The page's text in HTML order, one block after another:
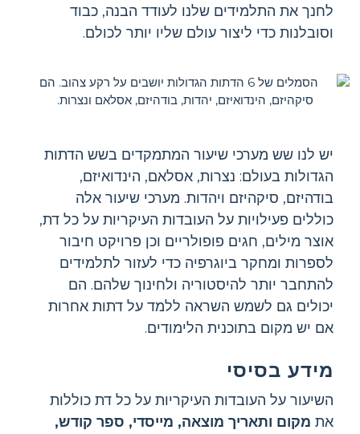
לחנך את התלמידים שלנו לעודד הבנה, כבוד
וסובלנות כדי ליצור עולם שליו יותר לכולם.
יש לנו שש מערכי שיעור המתמקדים בשש הדתות
הגדולות בעולם: נצרות, אסלאם, הינדואיזם,
בודהיזם, סיקהיזם ויהדות. מערכי שיעור אלה
כוללים פעילויות על העובדות העיקריות על כל דת,
אוצר מילים, חגים פופולריים וכן פרויקט חיבור
לספרות ומחקר ביוגרפיה כדי לעזור לתלמידים
להתחבר יותר להיסטוריה ולחינוך שלהם. הם
יכולים גם לשמש השראה ללמד על דתות אחרות
אם יש מקום בתוכנית הלימודים.
מידע בסיסי
השיעור על העובדות העיקריות על כל דת כוללות
את מקום ותאריך מוצאה, מייסדי, ספר קודש,